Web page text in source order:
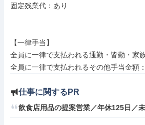
固定残業代：あり
【一律手当】
全員に一律で支払われる通勤・皆勤・家
仕事に関するPR
飲食店用品の提案営業／年休125日／